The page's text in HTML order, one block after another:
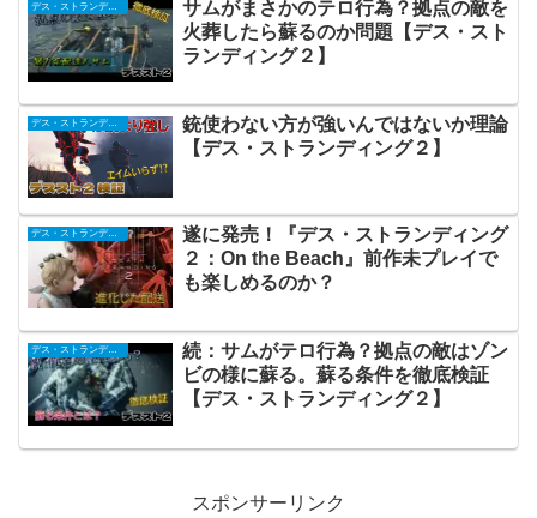
サムがまさかのテロ行為？拠点の敵を
火葬したら蘇るのか問題【デス・スト
ランディング２】
デス・ストランディング２
銃使わない方が強いんではないか理論
【デス・ストランディング２】
遂に発売！『デス・ストランディング
２：On the Beach』前作未プレイで
も楽しめるのか？
デス・ストランディング２
続：サムがテロ行為？拠点の敵はゾン
ビの様に蘇る。蘇る条件を徹底検証
【デス・ストランディング２】
スポンサーリンク